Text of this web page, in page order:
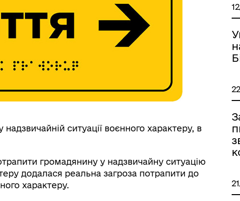
Державна податкова
ситуації воєнного характеру, в
громадянину у надзвичайну ситуацію
додалася реальна загроза потрапити до
характеру.